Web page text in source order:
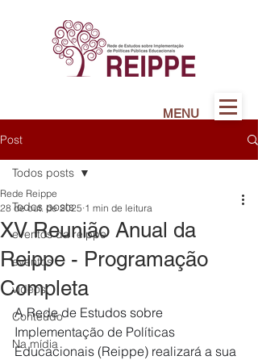
MENU
Post
Todos posts
eventos da reippe
eventos
vídeos
Conteúdo
Na mídia
Todos posts
XV Reunião Anual da
Reippe - Programação
Completa
Rede Reippe
28 de out. de 2025 1 min de leitura
A Rede de Estudos sobre
Implementação de Políticas
Educacionais (Reippe) realizará a sua